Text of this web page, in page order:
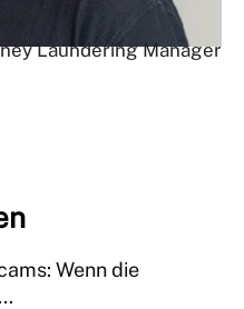
Laundering Manager
Wenn die